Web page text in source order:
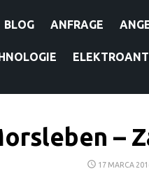
BLOG ANFRAGE
–
POSTED
17 MARCA